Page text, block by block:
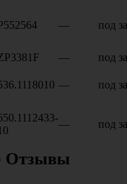
— под
— под
— под
— под
Отзывы